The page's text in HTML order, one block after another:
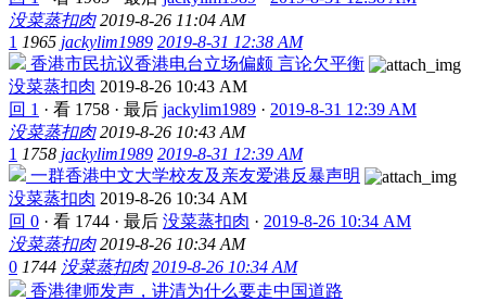
没菜蒸扣肉 2019-8-26 11:04 AM
1 1965 jackylim1989 2019-8-31 12:38 AM
香港市民抗议香港电台立场偏颇 言论欠平衡
没菜蒸扣肉 2019-8-26 10:43 AM
回 1 · 看 1758 · 最后 jackylim1989 · 2019-8-31 12:39 AM
没菜蒸扣肉 2019-8-26 10:43 AM
1 1758 jackylim1989 2019-8-31 12:39 AM
一群香港中文大学校友及亲友爱港反暴声明
没菜蒸扣肉 2019-8-26 10:34 AM
回 0 · 看 1744 · 最后 没菜蒸扣肉 · 2019-8-26 10:34 AM
没菜蒸扣肉 2019-8-26 10:34 AM
0 1744 没菜蒸扣肉 2019-8-26 10:34 AM
香港律师发声，讲清为什么要走中国道路